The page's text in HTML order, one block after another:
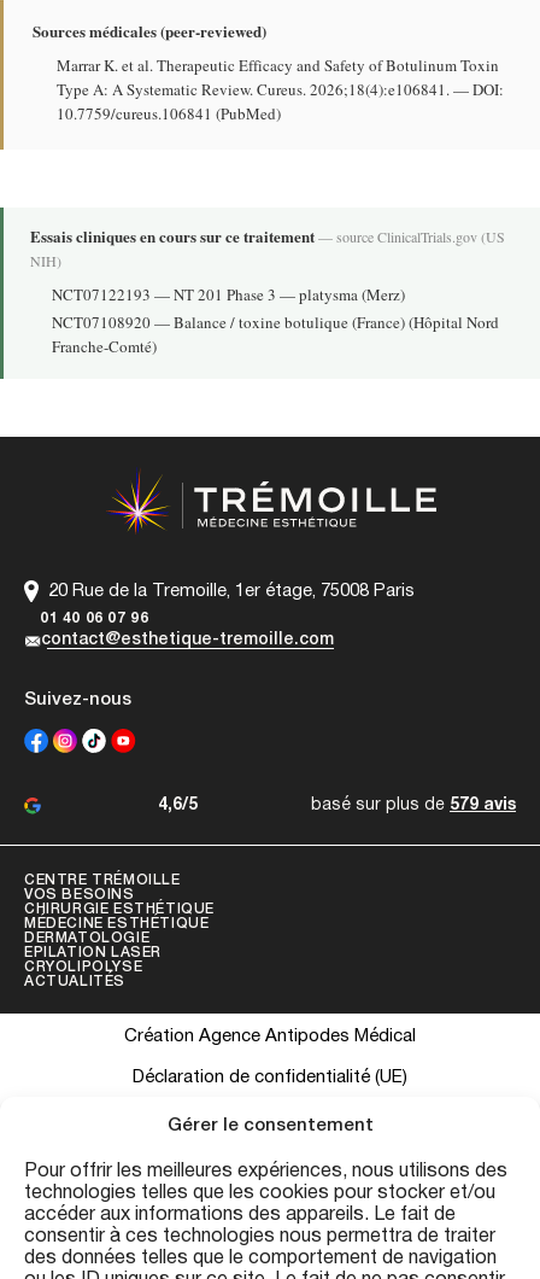
Gérer le consentement
Pour offrir les meilleures expériences, nous utilisons des
technologies telles que les cookies pour stocker et/ou
accéder aux informations des appareils. Le fait de
consentir à ces technologies nous permettra de traiter
des données telles que le comportement de navigation
Sources médicales (peer-reviewed)
Marrar K. et al. Therapeutic Efficacy and Safety of Botulinum Toxin
Type A: A Systematic Review. Cureus. 2026;18(4):e106841. —DOI:
10.7759/cureus.106841 (PubMed)
Essais cliniques en cours sur ce traitement— sourceClinicalTrials.gov(US
NIH)
NCT07122193 — NT 201 Phase 3 — platysma (Merz)
NCT07108920— Balance / toxine botulique (France) (Hôpital Nord
Franche-Comté)
20 Rue de la Tremoille, 1er étage, 75008 Paris
01 40 06 07 96
contact@esthetique-tremoille.com
Suivez-nous
4,6/5 basé sur plus de 579 avis
CENTRE TRÉMOILLE
VOS BESOINS
CHIRURGIE ESTHÉTIQUE
MÉDECINE ESTHÉTIQUE
DERMATOLOGIE
EPILATION LASER
CRYOLIPOLYSE
ACTUALITÉS
Création Agence Antipodes Médical
Déclaration de confidentialité (UE)
Conditions générales
Les informations contenues sur ce site ont une visée informative et
ne se substituent pas à une consultation médicale personnalisée.
Conformément au Code de la Santé Publique (art. R.4127-19), les